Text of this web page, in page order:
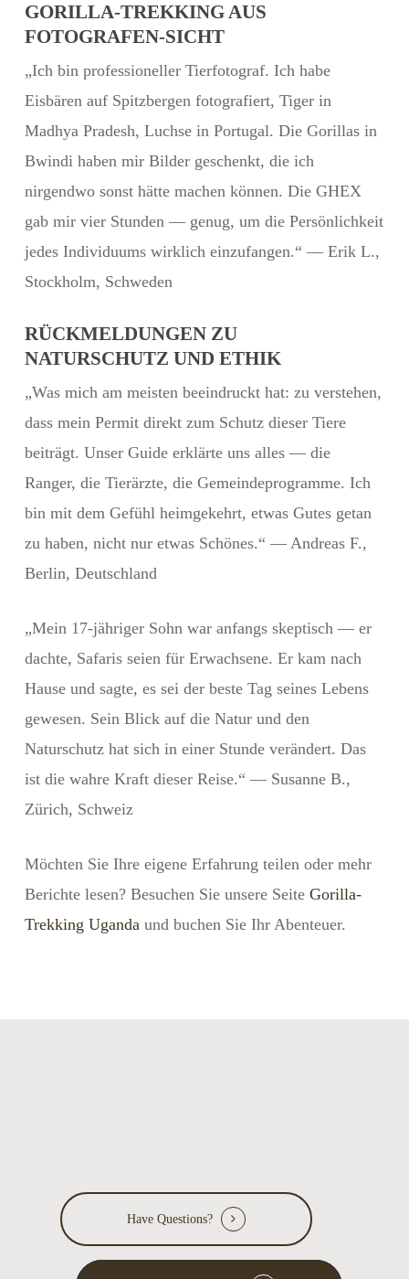
GORILLA-TREKKING AUS
FOTOGRAFEN-SICHT
„Ich bin professioneller Tierfotograf. Ich habe
Eisbären auf Spitzbergen fotografiert, Tiger in
Madhya Pradesh, Luchse in Portugal. Die Gorillas in
Bwindi haben mir Bilder geschenkt, die ich
nirgendwo sonst hätte machen können. Die GHEX
gab mir vier Stunden — genug, um die Persönlichkeit
jedes Individuums wirklich einzufangen.“ — Erik L.,
Stockholm, Schweden
RÜCKMELDUNGEN ZU
NATURSCHUTZ UND ETHIK
„Was mich am meisten beeindruckt hat: zu verstehen,
dass mein Permit direkt zum Schutz dieser Tiere
beiträgt. Unser Guide erklärte uns alles — die
Ranger, die Tierärzte, die Gemeindeprogramme. Ich
bin mit dem Gefühl heimgekehrt, etwas Gutes getan
zu haben, nicht nur etwas Schönes.“ — Andreas F.,
Berlin, Deutschland
„Mein 17-jähriger Sohn war anfangs skeptisch — er
dachte, Safaris seien für Erwachsene. Er kam nach
Hause und sagte, es sei der beste Tag seines Lebens
gewesen. Sein Blick auf die Natur und den
Naturschutz hat sich in einer Stunde verändert. Das
ist die wahre Kraft dieser Reise.“ — Susanne B.,
Zürich, Schweiz
Möchten Sie Ihre eigene Erfahrung teilen oder mehr
Berichte lesen? Besuchen Sie unsere Seite Gorilla-
Trekking Ugandaund buchen Sie Ihr Abenteuer.
Have Questions?